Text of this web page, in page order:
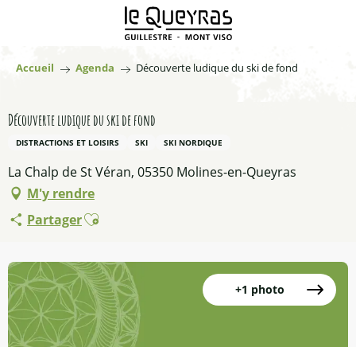
principal
Accueil Agenda Découverte ludique du ski de fond
Découverte ludique du ski de fond
DISTRACTIONS ET LOISIRS SKI SKI NORDIQUE
La Chalp de St Véran, 05350 Molines-en-Queyras
M'y rendre
PartagerAjouter aux favoris
+1 photo